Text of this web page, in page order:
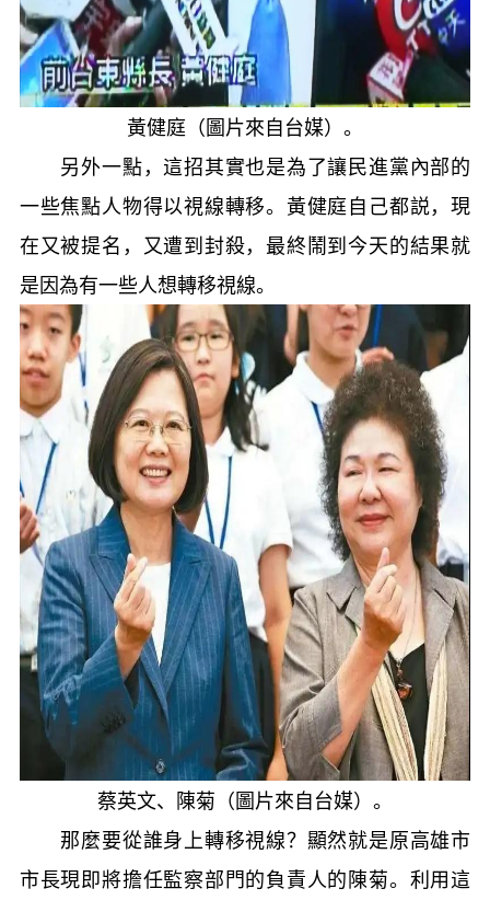
黃健庭（圖片來自台媒）。
另外一點，這招其實也是為了讓民進黨內部的
一些焦點人物得以視線轉移。黃健庭自己都説，現
在又被提名，又遭到封殺，最終鬧到今天的結果就
是因為有一些人想轉移視線。
蔡英文、陳菊（圖片來自台媒）。
那麼要從誰身上轉移視線？顯然就是原高雄市
市長現即將擔任監察部門的負責人的陳菊。利用這